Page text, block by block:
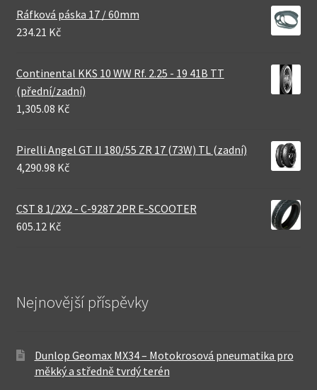
Ráfková páska 17 / 60mm
234.21 Kč
Continental KKS 10 WW Rf. 2.25 - 19 41B TT
(přední/zadní)
1,305.08 Kč
Pirelli Angel GT II 180/55 ZR 17 (73W) TL (zadní)
4,290.98 Kč
CST 8 1/2X2 - C-9287 2PR E-SCOOTER
605.12 Kč
Nejnovější příspěvky
Dunlop Geomax MX34 – Motokrosová pneumatika pro
měkký a středně tvrdý terén